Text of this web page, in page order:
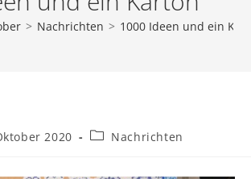
> Nachrichten > 1000 Ideen und ein
2020
Beitrags-
Nachrichten